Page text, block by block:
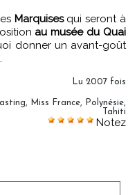
Marquisesqui seront à
au musée du Quai
donner un avant-goût
Lu 2007 fois
, Miss France, Polynésie,
Tahiti
Notez